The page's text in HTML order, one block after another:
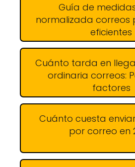
Guía de
normalizada correos
eficientes
Cuánto tarda en
ordinaria correos:
factores
Cuánto cuesta
por correo en